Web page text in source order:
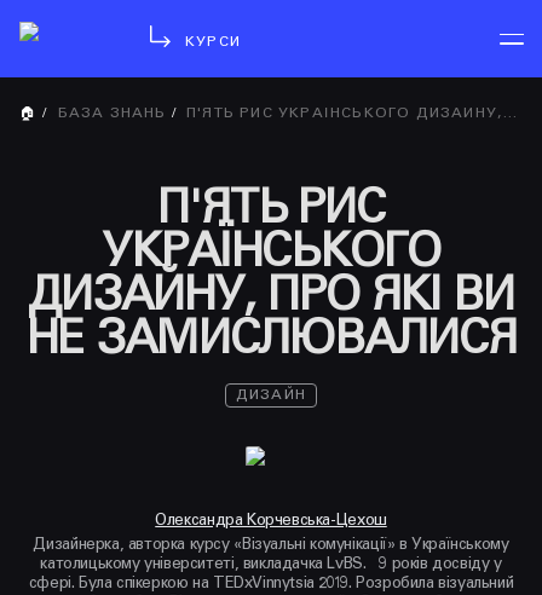
КУРСИ
🏠 / БАЗА ЗНАНЬ / П'ЯТЬ РИС УКРАЇНСЬКОГО ДИЗАЙНУ, ПРО ЯКІ ВИ НЕ ЗАМИСЛЮВАЛИСЯ
П'ЯТЬ РИС
УКРАЇНСЬКОГО
ДИЗАЙНУ, ПРО ЯКІ ВИ
НЕ ЗАМИСЛЮВАЛИСЯ
ДИЗАЙН
Олександра Корчевська-Цехош
Дизайнерка, авторка курсу «Візуальні комунікації» в Українському
католицькому університеті, викладачка LvBS. 9 років досвіду у
сфері. Була спікеркою на TEDxVinnytsia 2019. Розробила візуальний